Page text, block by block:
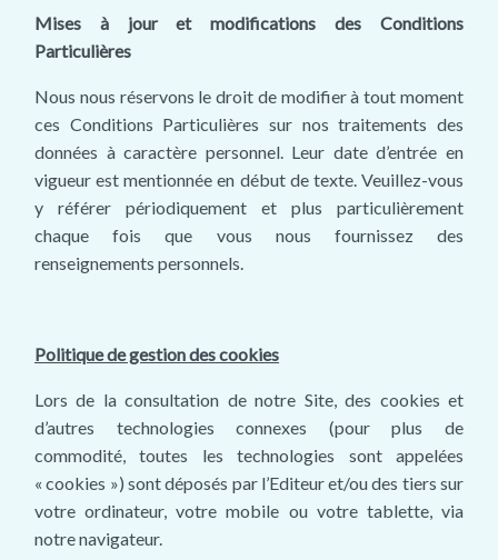
Mises à jour et modifications des Conditions
Particulières
Nous nous réservons le droit de modifier à tout moment
ces Conditions Particulières sur nos traitements des
données à caractère personnel. Leur date d’entrée en
vigueur est mentionnée en début de texte. Veuillez-vous
y référer périodiquement et plus particulièrement
chaque fois que vous nous fournissez des
renseignements personnels.
Politique de gestion des cookies
Lors de la consultation de notre Site, des cookies et
d’autres technologies connexes (pour plus de
commodité, toutes les technologies sont appelées
« cookies ») sont déposés par l’Editeur et/ou des tiers sur
votre ordinateur, votre mobile ou votre tablette, via
notre navigateur.